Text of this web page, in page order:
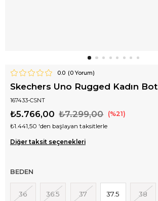
0.0 (0Yorum)
Skechers Uno Rugged Kadın Bot
167433-CSNT
₺7.299,00
₺5.766,00 21
₺1.441,50 'den başlayan taksitlerle
Diğer taksit seçenekleri
BEDEN
36 36.5 37 37.5 38